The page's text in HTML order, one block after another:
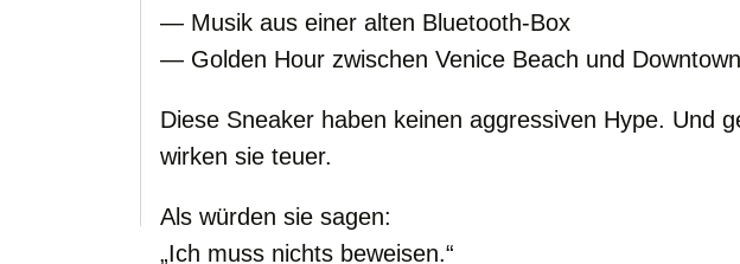
— Musik aus einer alten Bluetooth-Box
— Golden Hour zwischen Venice Beach und
Diese Sneaker haben keinen aggressiven Hype. Und
wirken sie teuer.
Als würden sie sagen:
„Ich muss nichts beweisen.“